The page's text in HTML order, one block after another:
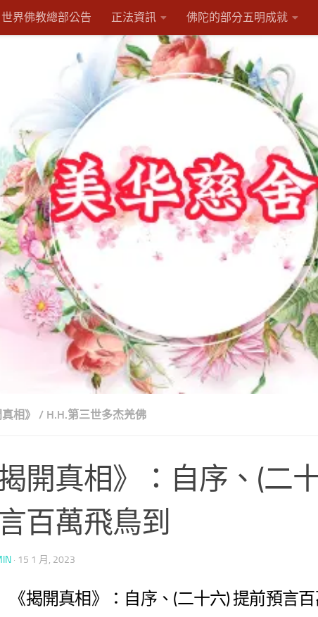
世界佛教總部公告 正法資訊 佛陀的部分五明成就
相》 / H.H.第三世多杰羌佛
揭開真相》：自序、(二
百萬飛鳥到
· 15 1 月, 2023
《揭開真相》：自序、(二十六) 提前預言